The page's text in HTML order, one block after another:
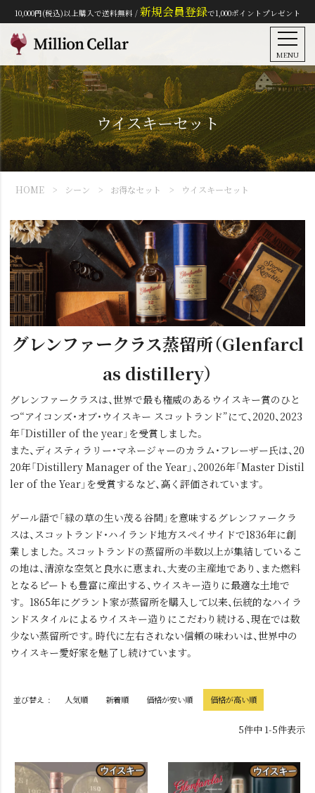
10,000円(税込)以上購入で送料無料 / 新規会員登録で1,000ポイントプレゼント
MENU
ウイスキーセット
HOME シーン お得なセット ウイスキーセット
グレンファークラス蒸留所（Glenfarcl
as distillery）
グレンファークラスは、世界で最も権威のあるウイスキー賞のひと
つ“アイコンズ・オブ・ウイスキー スコットランド”にて、2020、2023
年「Distiller of the year」を受賞しました。
また、ディスティラリー・マネージャーのカラム・フレーザー氏は、20
20年「Distillery Manager of the Year」、20026年「Master Distil
ler of the Year」を受賞するなど、高く評価されています。
ゲール語で「緑の草の⽣い茂る⾕間」を意味するグレンファークラ
スは、スコットランド・ハイランド地⽅スペイサイドで1836年に創
業しました。スコットランドの蒸留所の半数以上が集結しているこ
の地は、清涼な空気と良⽔に恵まれ、⼤⻨の主産地であり、また燃料
となるピートも豊富に産出する、ウイスキー造りに最適な⼟地で
す。 1865年にグラント家が蒸留所を購⼊して以来、伝統的なハイラ
ンドスタイルによるウイスキー造りにこだわり続ける、現在では数
少ない蒸留所です。時代に左右されない信頼の味わいは、世界中の
ウイスキー愛好家を魅了し続けています。
並び替え 人気順 新着順 価格が安い順 価格が高い順
5件中 1-5件表示